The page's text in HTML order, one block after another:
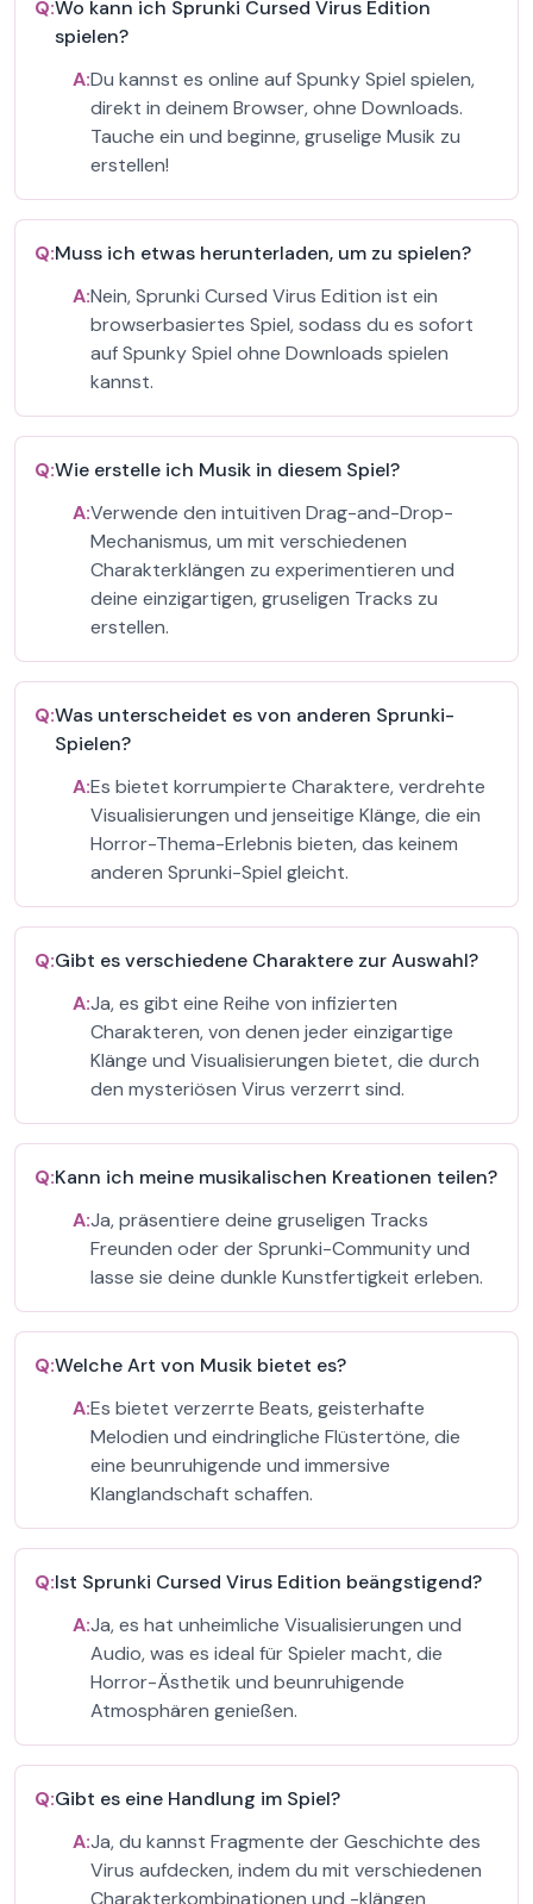
Q:Wo kann ich Sprunki Cursed Virus Edition
spielen?
A:Du kannst es online auf Spunky Spiel spielen,
direkt in deinem Browser, ohne Downloads.
Tauche ein und beginne, gruselige Musik zu
erstellen!
Q:Muss ich etwas herunterladen, um zu spielen?
A:Nein, Sprunki Cursed Virus Edition ist ein
browserbasiertes Spiel, sodass du es sofort
auf Spunky Spiel ohne Downloads spielen
kannst.
Q:Wie erstelle ich Musik in diesem Spiel?
A:Verwende den intuitiven Drag-and-Drop-
Mechanismus, um mit verschiedenen
Charakterklängen zu experimentieren und
deine einzigartigen, gruseligen Tracks zu
erstellen.
Q:Was unterscheidet es von anderen Sprunki-
Spielen?
A:Es bietet korrumpierte Charaktere, verdrehte
Visualisierungen und jenseitige Klänge, die ein
Horror-Thema-Erlebnis bieten, das keinem
anderen Sprunki-Spiel gleicht.
Q:Gibt es verschiedene Charaktere zur Auswahl?
A:Ja, es gibt eine Reihe von infizierten
Charakteren, von denen jeder einzigartige
Klänge und Visualisierungen bietet, die durch
den mysteriösen Virus verzerrt sind.
Q:Kann ich meine musikalischen Kreationen teilen?
A:Ja, präsentiere deine gruseligen Tracks
Freunden oder der Sprunki-Community und
lasse sie deine dunkle Kunstfertigkeit erleben.
Q:Welche Art von Musik bietet es?
A:Es bietet verzerrte Beats, geisterhafte
Melodien und eindringliche Flüstertöne, die
eine beunruhigende und immersive
Klanglandschaft schaffen.
Q:Ist Sprunki Cursed Virus Edition beängstigend?
A:Ja, es hat unheimliche Visualisierungen und
Audio, was es ideal für Spieler macht, die
Horror-Ästhetik und beunruhigende
Atmosphären genießen.
Q:Gibt es eine Handlung im Spiel?
A:Ja, du kannst Fragmente der Geschichte des
Virus aufdecken, indem du mit verschiedenen
Charakterkombinationen und -klängen